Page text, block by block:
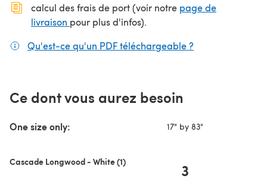
calcul des frais de port (voir notre page de
livraison (s'ouvre dans un nouvel onglet)
pour plus d'infos).
Qu'est-ce qu'un PDF téléchargeable ?
Ce dont vous aurez besoin
One size only: 17" by 83"
Cascade Longwood - White (1) 3